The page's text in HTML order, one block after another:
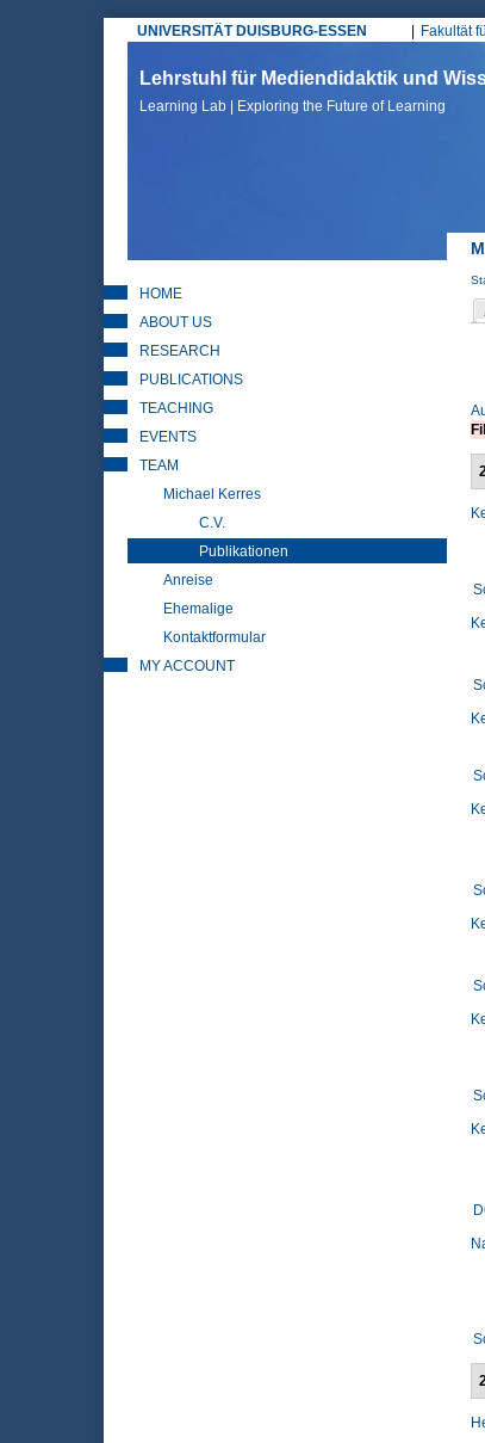
UNIVERSITÄT DUISBURG-ESSEN
Hauptmenü
Fakultät
Lehrstuhl für Mediendidaktik und
Learning Lab | Exploring the Future of Learning
HOME
ABOUT US
RESEARCH
PUBLICATIONS
TEACHING
EVENTS
TEAM
Michael Kerres
C.V.
Publikationen
Anreise
Ehemalige
Kontaktformular
MY ACCOUNT